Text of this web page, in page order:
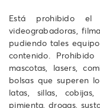
Está prohibido el
videograbadoras,
pudiendo tales
contenido. Prohibido
mascotas, lasers,
bolsas que superen
latas, sillas,
pimienta, drogas,